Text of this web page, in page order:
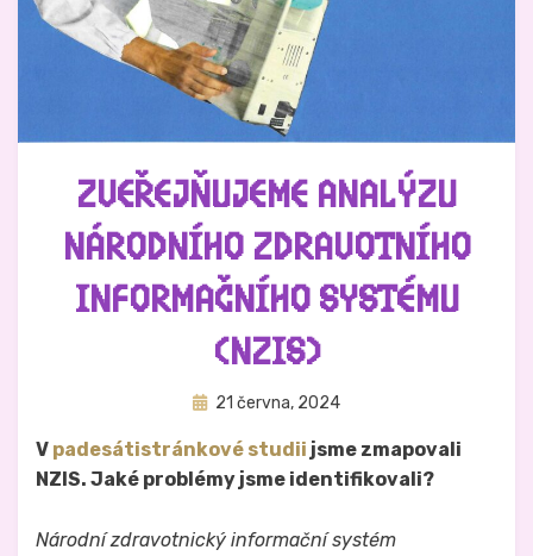
ZVEŘEJŇUJEME ANALÝZU
NÁRODNÍHO ZDRAVOTNÍHO
INFORMAČNÍHO SYSTÉMU
(NZIS)
AutorHynek Trojánek
Zveřejněno
21 června, 2024
V padesátistránkové studii jsme zmapovali
NZIS. Jaké problémy jsme identifikovali?
Národní zdravotnický informační systém